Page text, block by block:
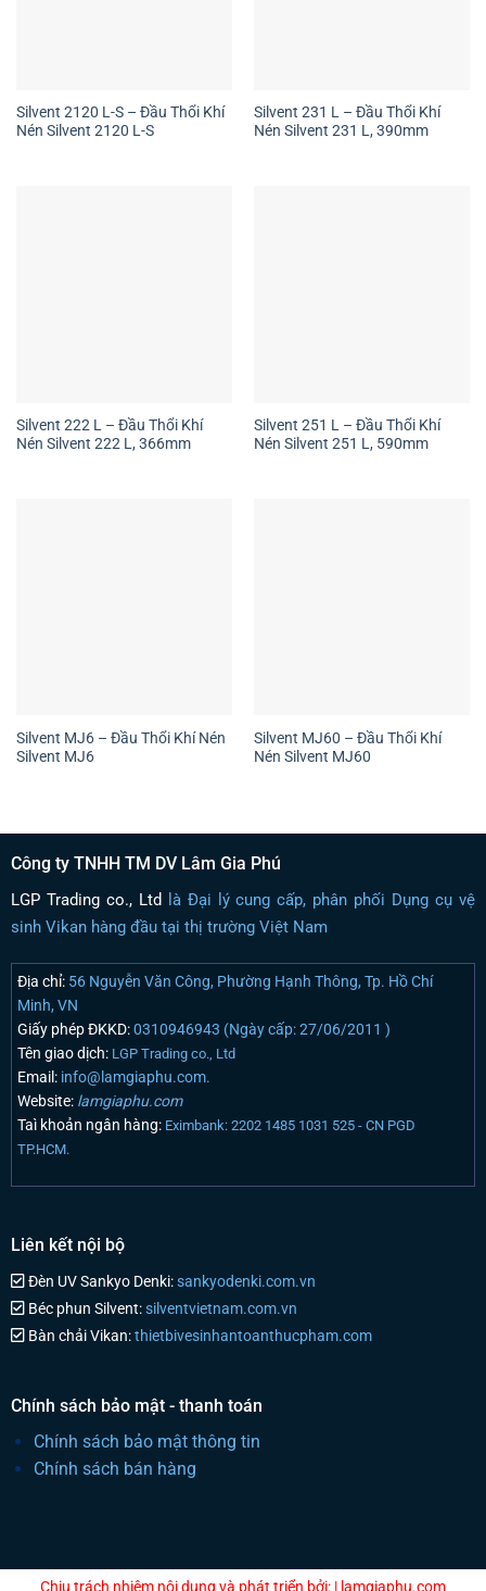
Silvent 2120 L-S – Đầu Thổi Khí
Nén Silvent 2120 L-S
Silvent 231 L – Đầu Thổi Khí
Nén Silvent 231 L, 390mm
Silvent 222 L – Đầu Thổi Khí
Nén Silvent 222 L, 366mm
Silvent 251 L – Đầu Thổi Khí
Nén Silvent 251 L, 590mm
Silvent MJ6 – Đầu Thổi Khí Nén
Silvent MJ6
Silvent MJ60 – Đầu Thổi Khí
Nén Silvent MJ60
Công ty TNHH TM DV Lâm Gia Phú
LGP Trading co., Ltd là Đại lý cung cấp, phân phối Dụng cụ vệ
sinh Vikan hàng đầu tại thị trường Việt Nam
Địa chỉ:56 Nguyễn Văn Công, Phường Hạnh Thông, Tp. Hồ Chí
Minh, VN
Giấy phép ĐKKD:0310946943 (Ngày cấp: 27/06/2011 )
Tên giao dịch: LGP Trading co., Ltd
Email:info@lamgiaphu.com.
Website:lamgiaphu.com
Taì khoản ngân hàng: Eximbank: 2202 1485 1031 525 - CN PGD
TP.HCM.
Liên kết nội bộ
Đèn UV Sankyo Denki:sankyodenki.com.vn
Béc phun Silvent:silventvietnam.com.vn
Bàn chải Vikan:thietbivesinhantoanthucpham.com
Chính sách bảo mật - thanh toán
Chính sách bảo mật thông tin
Chính sách bán hàng